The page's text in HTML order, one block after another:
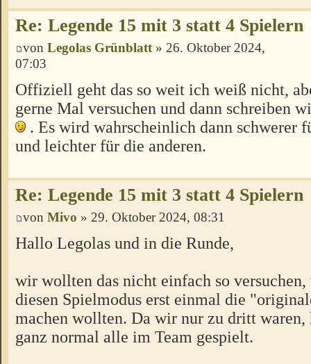
Re: Legende 15 mit 3 statt 4 Spielern
von Legolas Grünblatt » 26. Oktober 2024,
07:03
Offiziell geht das so weit ich weiß nicht,
gerne Mal versuchen und dann schreiben
. Es wird wahrscheinlich dann schwerer
und leichter für die anderen.
Re: Legende 15 mit 3 statt 4 Spielern
von Mivo » 29. Oktober 2024, 08:31
Hallo Legolas und in die Runde,
wir wollten das nicht einfach so
diesen Spielmodus erst einmal die
machen wollten. Da wir nur zu dritt waren,
ganz normal alle im Team gespielt.